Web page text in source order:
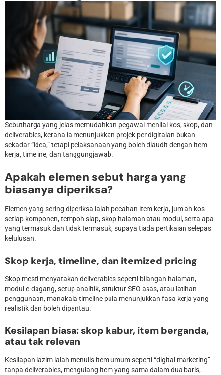
Sebutharga yang jelas memudahkan pegawai menilai kos, skop, dan
deliverables, kerana ia menunjukkan projek pendigitalan bukan
sekadar “idea,” tetapi pelaksanaan yang boleh diaudit dengan item
kerja, timeline, dan tanggungjawab.
Apakah elemen sebut harga yang
biasanya diperiksa?
Elemen yang sering diperiksa ialah pecahan item kerja, jumlah kos
setiap komponen, tempoh siap, skop halaman atau modul, serta apa
yang termasuk dan tidak termasuk, supaya tiada pertikaian selepas
kelulusan.
Skop kerja, timeline, dan itemized pricing
Skop mesti menyatakan deliverables seperti bilangan halaman,
modul e-dagang, setup analitik, struktur SEO asas, atau latihan
penggunaan, manakala timeline pula menunjukkan fasa kerja yang
realistik dan boleh dipantau.
Kesilapan biasa: skop kabur, item berganda,
atau tak relevan
Kesilapan lazim ialah menulis item umum seperti “digital marketing”
tanpa deliverables, mengulang item yang sama dalam dua baris,